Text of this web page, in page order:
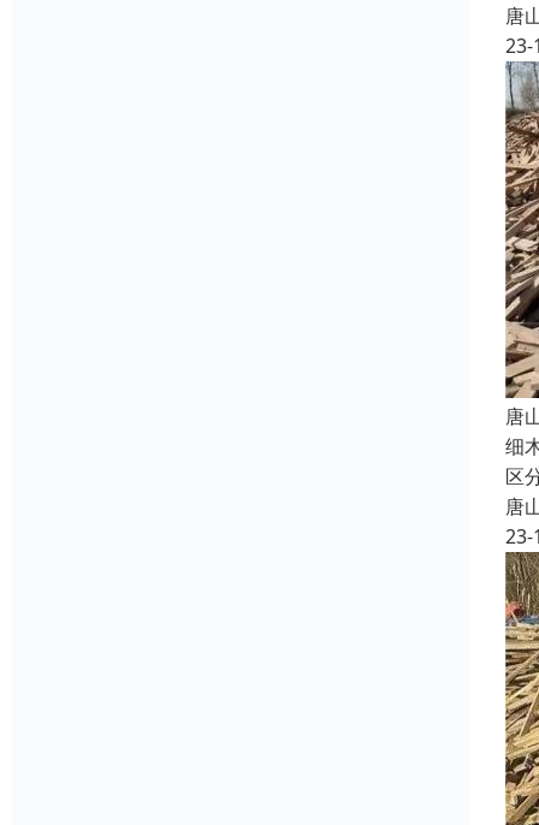
唐
23-
唐
细
区
唐
23-